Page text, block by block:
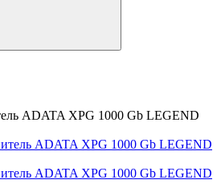
ADATA XPG 1000 Gb LEGEND